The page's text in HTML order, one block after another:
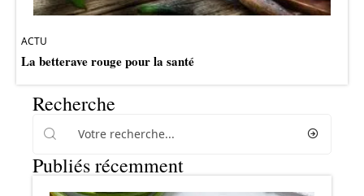
ACTU
La betterave rouge pour la santé
Recherche
Publiés récemment